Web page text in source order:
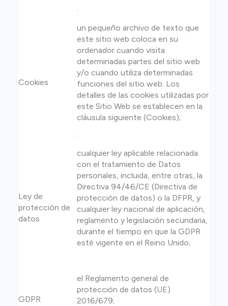
.
Cookies
un pequeño archivo de texto que
este sitio web coloca en su
ordenador cuando visita
determinadas partes del sitio web
y/o cuando utiliza determinadas
funciones del sitio web. Los
detalles de las cookies utilizadas por
este Sitio Web se establecen en la
cláusula siguiente (Cookies);
.
Ley de
protección de
datos
cualquier ley aplicable relacionada
con el tratamiento de Datos
personales, incluida, entre otras, la
Directiva 94/46/CE (Directiva de
protección de datos) o la DFPR, y
cualquier ley nacional de aplicación,
reglamento y legislación secundaria,
durante el tiempo en que la GDPR
esté vigente en el Reino Unido;
GDPR
el Reglamento general de
protección de datos (UE)
2016/679;